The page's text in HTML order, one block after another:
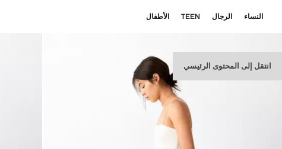
انتقل إلى المحتوى الرئيسي
النساء الرجال TEEN الأطفال